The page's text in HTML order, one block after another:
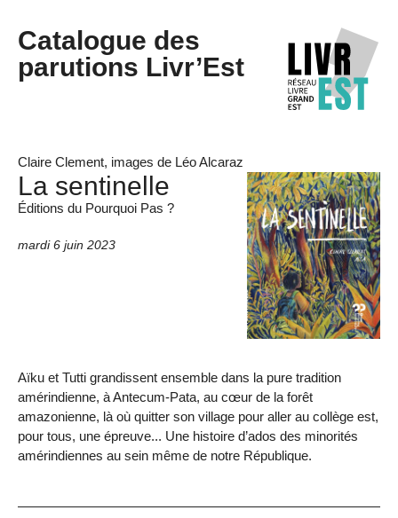
Catalogue des
parutions Livr’Est
Claire Clement, images de Léo Alcaraz
La sentinelle
Éditions du Pourquoi Pas ?
mardi 6 juin 2023
Aïku et Tutti grandissent ensemble dans la pure tradition
amérindienne, à Antecum-Pata, au cœur de la forêt
amazonienne, là où quitter son village pour aller au collège est,
pour tous, une épreuve... Une histoire d’ados des minorités
amérindiennes au sein même de notre République.